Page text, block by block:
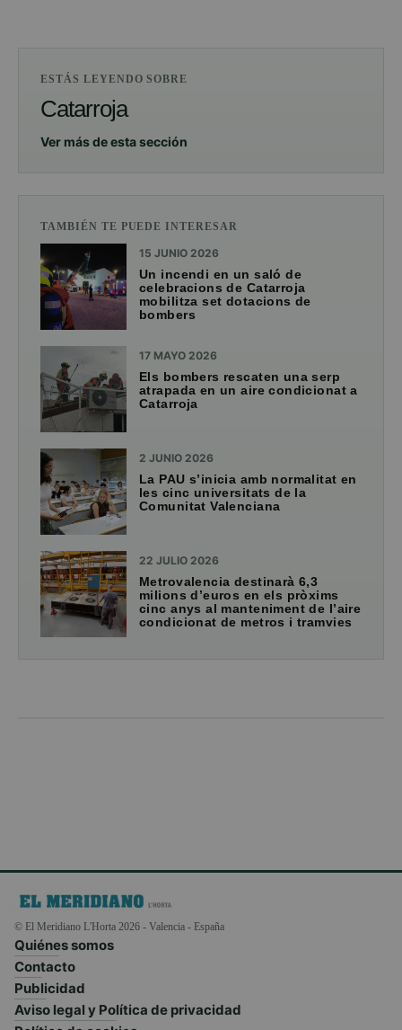
ESTÁS LEYENDO SOBRE
Catarroja
Ver más de esta sección
TAMBIÉN TE PUEDE INTERESAR
15 JUNIO 2026
Un incendi en un saló de
celebracions de Catarroja
mobilitza set dotacions de
bombers
17 MAYO 2026
Els bombers rescaten una serp
atrapada en un aire condicionat a
Catarroja
2 JUNIO 2026
La PAU s’inicia amb normalitat en
les cinc universitats de la
Comunitat Valenciana
22 JULIO 2026
Metrovalencia destinarà 6,3
milions d’euros en els pròxims
cinc anys al manteniment de l’aire
condicionat de metros i tramvies
© El Meridiano L'Horta 2026 - Valencia - España
Quiénes somos
Contacto
Publicidad
Aviso legal y Política de privacidad